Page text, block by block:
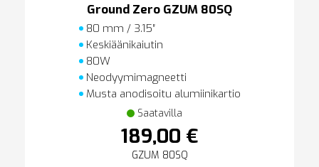
Ground Zero GZUM 80SQ
80 mm / 3.15″
Keskiäänikaiutin
80W
Neodyymimagneetti
Musta anodisoitu alumiinikartio
Saatavilla
189,00 €
GZUM 80SQ